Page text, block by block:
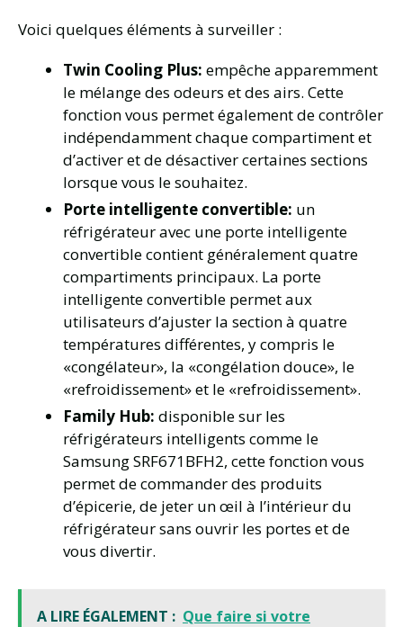
Voici quelques éléments à surveiller :
Twin Cooling Plus: empêche apparemment
le mélange des odeurs et des airs. Cette
fonction vous permet également de contrôler
indépendamment chaque compartiment et
d’activer et de désactiver certaines sections
lorsque vous le souhaitez.
Porte intelligente convertible: un
réfrigérateur avec une porte intelligente
convertible contient généralement quatre
compartiments principaux. La porte
intelligente convertible permet aux
utilisateurs d’ajuster la section à quatre
températures différentes, y compris le
«congélateur», la «congélation douce», le
«refroidissement» et le «refroidissement».
Family Hub: disponible sur les
réfrigérateurs intelligents comme le
Samsung SRF671BFH2, cette fonction vous
permet de commander des produits
d’épicerie, de jeter un œil à l’intérieur du
réfrigérateur sans ouvrir les portes et de
vous divertir.
A LIRE ÉGALEMENT : Que faire si votre